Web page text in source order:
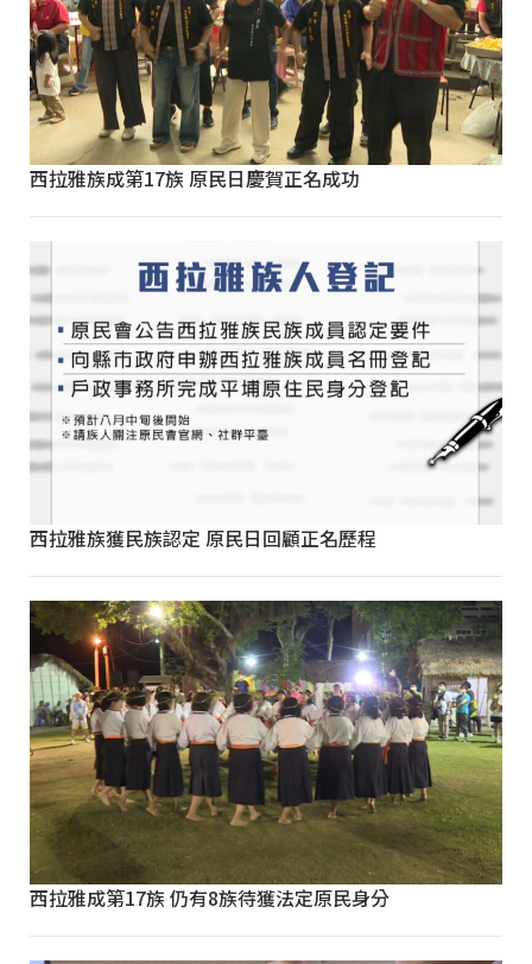
西拉雅族成第17族 原民日慶賀正名成功
西拉雅族獲民族認定 原民日回顧正名歷程
西拉雅成第17族 仍有8族待獲法定原民身分